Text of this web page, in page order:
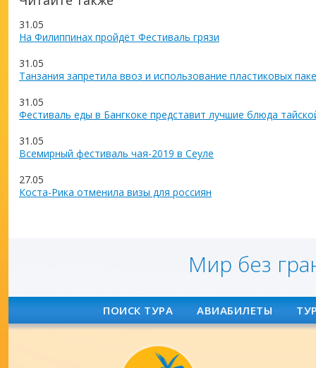
31.05
На Филиппинах пройдёт Фестиваль грязи
31.05
Танзания запретила ввоз и использование пластиковых
31.05
Фестиваль еды в Бангкоке представит лучшие блюда
31.05
Всемирный фестиваль чая-2019 в Сеуле
27.05
Коста-Рика отменила визы для россиян
Мир без
ПОИСК ТУРА АВИАБИЛЕТЫ